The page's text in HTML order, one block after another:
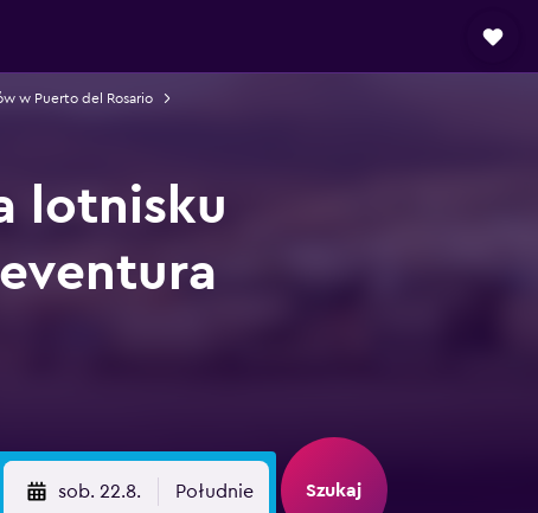
w Puerto del Rosario
lotnisku
sob. 22.8. Południe Szukaj